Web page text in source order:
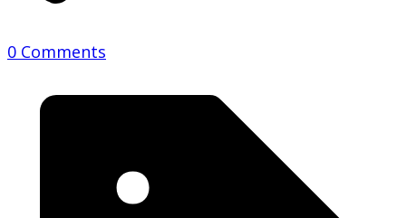
0 Comments